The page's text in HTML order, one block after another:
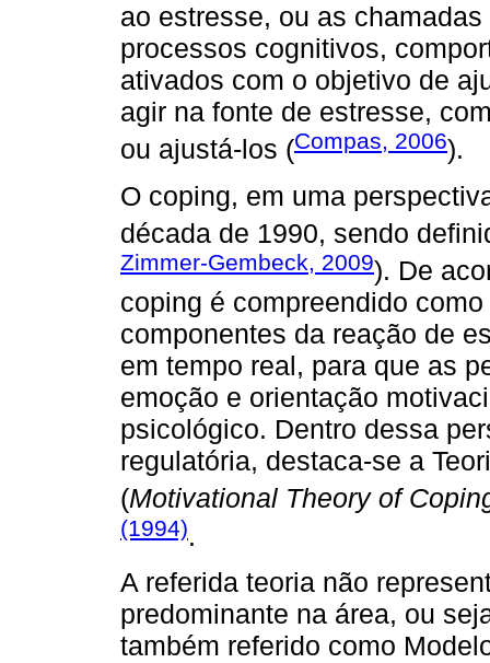
ao estresse, ou as
processos cognitivos,
ativados com o objetivo de
agir na fonte de estresse,
ou ajustá-los (Compas, 2006).
O coping, em uma
década de 1990, sendo
Zimmer-Gembeck, 2009). De
coping é compreendido
componentes da reação de
em tempo real, para que as
emoção e orientação
psicológico. Dentro dessa
regulatória, destaca-se a
(Motivational Theory of
(1994).
A referida teoria não
predominante na área, ou
também referido como